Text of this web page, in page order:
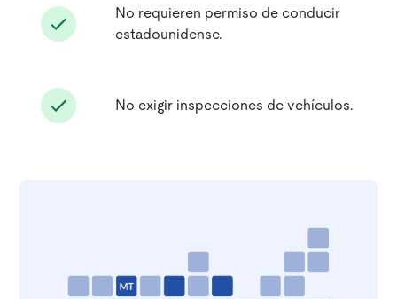
No requieren permiso de conducir
estadounidense.
No exigir inspecciones de vehículos.